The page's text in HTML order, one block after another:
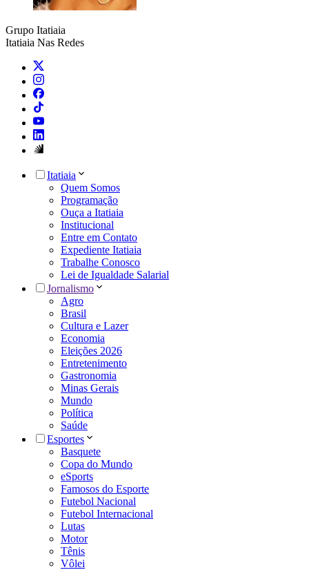
Grupo Itatiaia
Itatiaia Nas Redes
Itatiaia
Quem Somos
Programação
Ouça a Itatiaia
Institucional
Entre em Contato
Expediente Itatiaia
Trabalhe Conosco
Lei de Igualdade Salarial
Jornalismo
Agro
Brasil
Cultura e Lazer
Economia
Eleições 2026
Entretenimento
Gastronomia
Minas Gerais
Mundo
Política
Saúde
Esportes
Basquete
Copa do Mundo
eSports
Famosos do Esporte
Futebol Nacional
Futebol Internacional
Lutas
Motor
Tênis
Vôlei